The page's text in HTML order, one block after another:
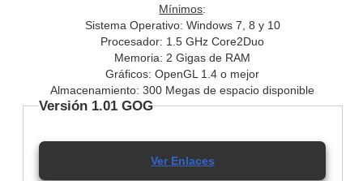
Mínimos:
Sistema Operativo: Windows 7, 8 y 10
Procesador: 1.5 GHz Core2Duo
Memoria: 2 Gigas de RAM
Gráficos: OpenGL 1.4 o mejor
Almacenamiento: 300 Megas de espacio disponible
Versión 1.01 GOG
Ver Enlaces